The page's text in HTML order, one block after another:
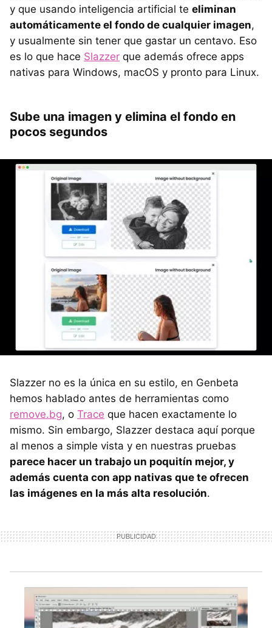
y que usando inteligencia artificial te eliminan
automáticamente el fondo de cualquier imagen,
y usualmente sin tener que gastar un centavo. Eso
es lo que hace Slazzer que además ofrece apps
nativas para Windows, macOS y pronto para Linux.
Sube una imagen y elimina el fondo en
pocos segundos
Slazzer no es la única en su estilo, en Genbeta
hemos hablado antes de herramientas como
remove.bg, o Trace que hacen exactamente lo
mismo. Sin embargo, Slazzer destaca aquí porque
al menos a simple vista y en nuestras pruebas
parece hacer un trabajo un poquitín mejor, y
además cuenta con app nativas que te ofrecen
las imágenes en la más alta resolución.